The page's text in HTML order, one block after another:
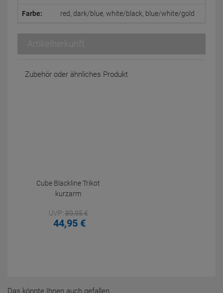
Farbe: red, dark/blue, white/black, blue/white/gold
Artikelherkunft
Zubehör oder ähnliches Produkt
Cube Blackline Trikot
kurzarm
UVP:89,95€
44,95 €
Das könnte Ihnen auch gefallen